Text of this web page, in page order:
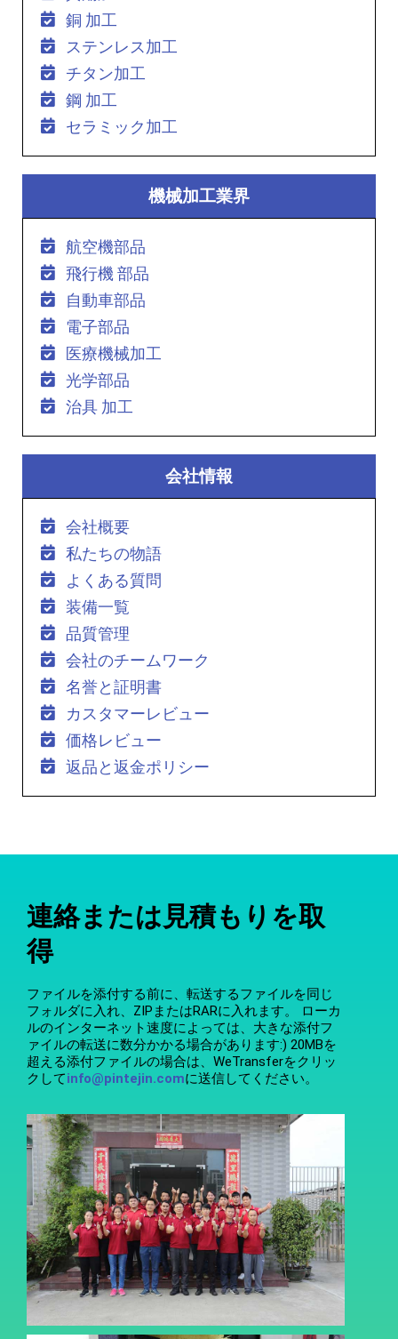
銅 加工
ステンレス加工
チタン加工
鋼 加工
セラミック加工
機械加工業界
航空機部品
飛行機 部品
自動車部品
電子部品
医療機械加工
光学部品
治具 加工
会社情報
会社概要
私たちの物語
よくある質問
装備一覧
品質管理
会社のチームワーク
名誉と証明書
カスタマーレビュー
価格レビュー
返品と返金ポリシー
連絡または見積もりを取
得
ファイルを添付する前に、転送するファイルを同じ
フォルダに入れ、ZIPまたはRARに入れます。 ローカ
ルのインターネット速度によっては、大きな添付フ
ァイルの転送に数分かかる場合があります:) 20MBを
超える添付ファイルの場合は、WeTransferをクリッ
クしてinfo@pintejin.comに送信してください。